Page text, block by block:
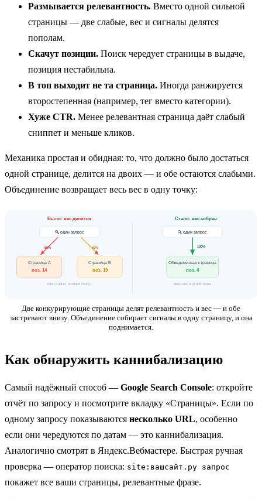
Размывается релевантность. Вместо одной сильной
страницы — две слабые, вес и сигналы делятся
пополам.
Скачут позиции. Поиск чередует страницы в выдаче,
позиция нестабильна.
В топ выходит не та страница. Иногда ранжируется
второстепенная (например, тег вместо категории).
Хуже CTR. Менее релевантная страница даёт слабый
сниппет и меньше кликов.
Механика простая и обидная: то, что должно было достаться
одной странице, делится на двоих — и обе остаются слабыми.
Объединение возвращает весь вес в одну точку:
Было: вес делится Стало: вес собран
🔍 один запрос
50% 50%
Страница A
поз. 14
Страница B
поз. 19
обе слабые, позиции скачут
🔍 один запрос
100%
Объединённая страница
поз. 4
весь вес в одной точке
Две конкурирующие страницы делят релевантность и вес — и обе
застревают внизу. Объединение собирает сигналы в одну страницу, и она
поднимается.
Как обнаружить каннибализацию
Самый надёжный способ — Google Search Console: откройте
отчёт по запросу и посмотрите вкладку «Страницы». Если по
одному запросу показываются несколько URL, особенно
если они чередуются по датам — это каннибализация.
Аналогично смотрят в Яндекс.Вебмастере. Быстрая ручная
проверка — оператор поиска: site:вашсайт.ру запрос
покажет все ваши страницы, релевантные фразе.